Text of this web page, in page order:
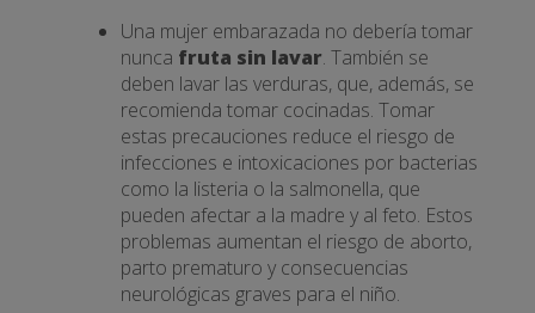
Una mujer embarazada no debería tomar
nunca fruta sin lavar. También se
deben lavar las verduras, que, además, se
recomienda tomar cocinadas. Tomar
estas precauciones reduce el riesgo de
infecciones e intoxicaciones por bacterias
como la listeria o la salmonella, que
pueden afectar a la madre y al feto. Estos
problemas aumentan el riesgo de aborto,
parto prematuro y consecuencias
neurológicas graves para el niño.